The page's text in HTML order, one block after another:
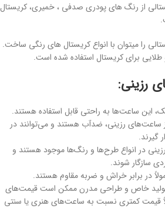
از رنگ های پودری صدفی ، خمیری، کریستال
را میتوان با انواع کریستال های رنگی ساخت.
برای کریستال استفاده شده است.
رزینی:
این ساعت‌ها به راحتی قابل استفاده هستند.
ساعت‌های رزینی، ضدآب هستند و می‌توانند در
گیرند.
در انواع طرح‌ها و رنگ‌ها موجود هستند و
سازگار شوند.
در برابر خراش و ضربه مقاوم هستند.
تولید خاص و طراحی مدرن ممکن است قیمت‌های
قیمت کمتری نسبت به ساعت‌های هنری یا سنتی